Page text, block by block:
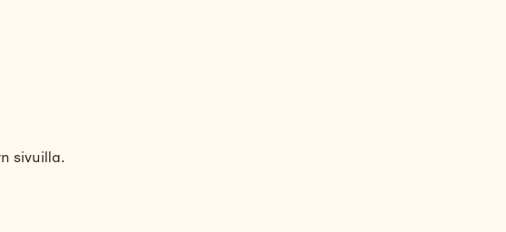
sivuilla.